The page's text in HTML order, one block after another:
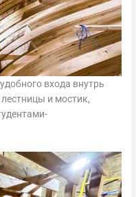
входа внутрь
и мостик,